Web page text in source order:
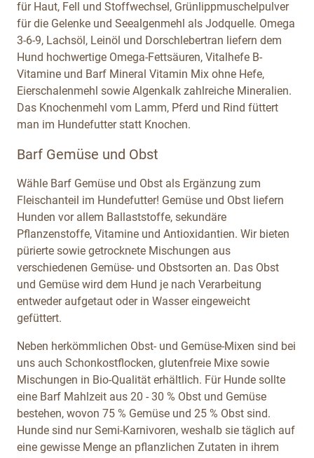
für Haut, Fell und Stoffwechsel, Grünlippmuschelpulver
für die Gelenke und Seealgenmehl als Jodquelle. Omega
3-6-9, Lachsöl, Leinöl und Dorschlebertran liefern dem
Hund hochwertige Omega-Fettsäuren, Vitalhefe B-
Vitamine und Barf Mineral Vitamin Mix ohne Hefe,
Eierschalenmehl sowie Algenkalk zahlreiche Mineralien.
Das Knochenmehl vom Lamm, Pferd und Rind füttert
man im Hundefutter statt Knochen.
Barf Gemüse und Obst
Wähle Barf Gemüse und Obst als Ergänzung zum
Fleischanteil im Hundefutter! Gemüse und Obst liefern
Hunden vor allem Ballaststoffe, sekundäre
Pflanzenstoffe, Vitamine und Antioxidantien. Wir bieten
pürierte sowie getrocknete Mischungen aus
verschiedenen Gemüse- und Obstsorten an. Das Obst
und Gemüse wird dem Hund je nach Verarbeitung
entweder aufgetaut oder in Wasser eingeweicht
gefüttert.
Neben herkömmlichen Obst- und Gemüse-Mixen sind bei
uns auch Schonkostflocken, glutenfreie Mixe sowie
Mischungen in Bio-Qualität erhältlich. Für Hunde sollte
eine Barf Mahlzeit aus 20 - 30 % Obst und Gemüse
bestehen, wovon 75 % Gemüse und 25 % Obst sind.
Hunde sind nur Semi-Karnivoren, weshalb sie täglich auf
eine gewisse Menge an pflanzlichen Zutaten in ihrem